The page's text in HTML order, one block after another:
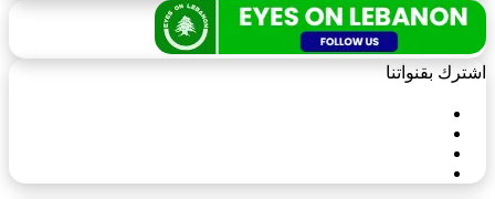
اشترك بقنواتنا